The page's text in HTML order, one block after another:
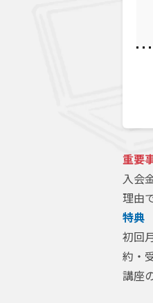
重要
入会
理由
特典
初回
約・
講座